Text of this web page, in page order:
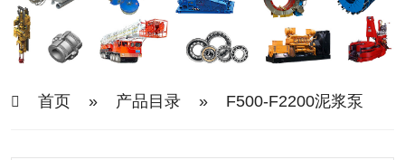
首页 » 产品目录 » F500-F2200泥浆泵